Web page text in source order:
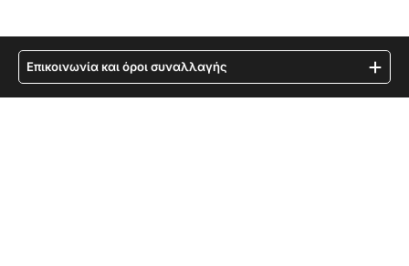
Επικοινωνία και όροι συναλλαγής